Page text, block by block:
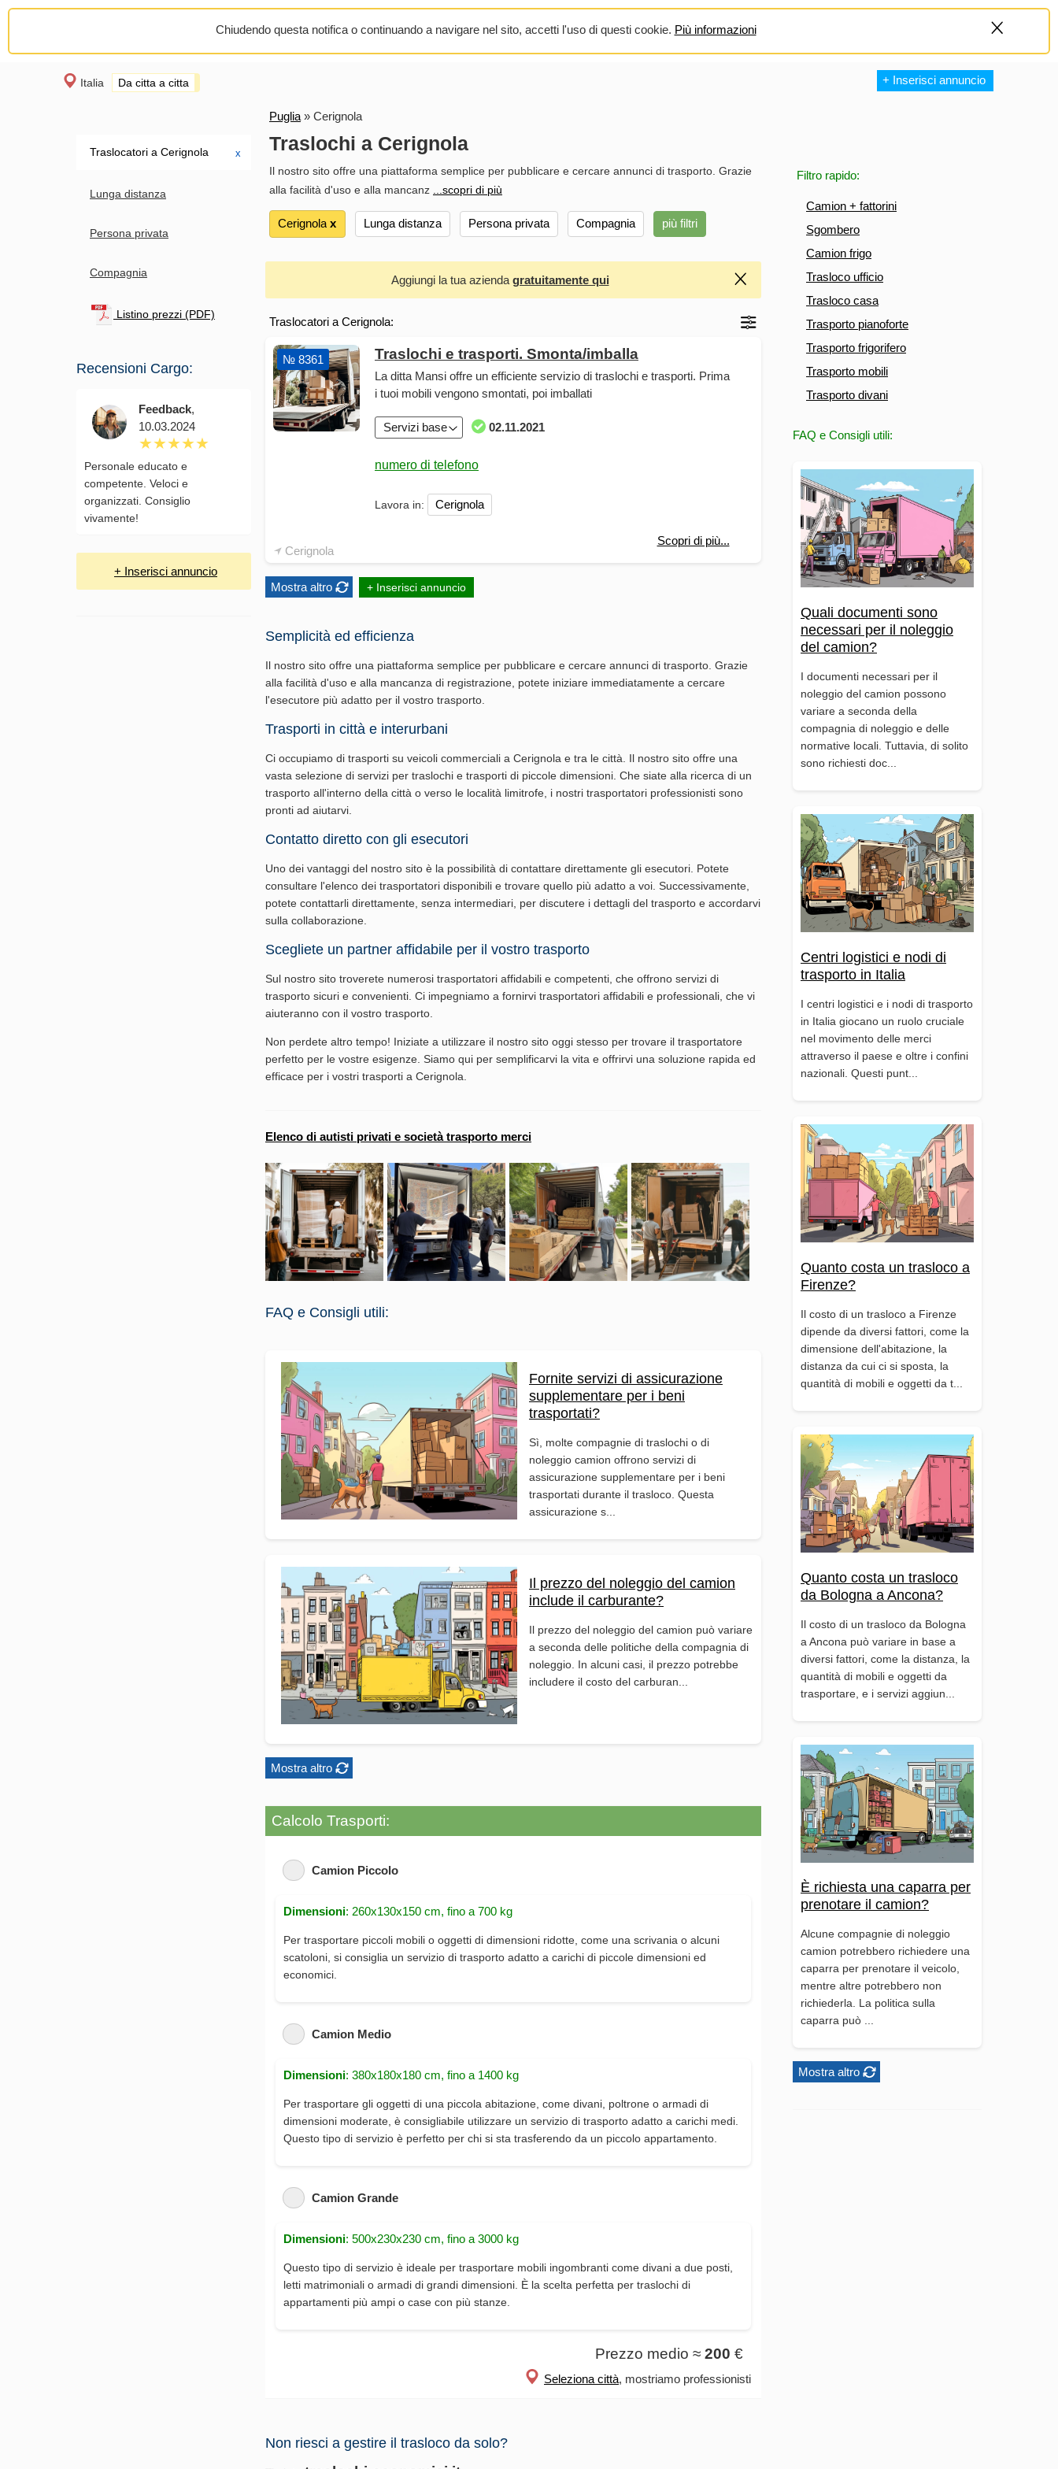
Chiudendo questa notifica o continuando a navigare nel sito, accetti l'uso di questi cookie. Più informazioni
Italia Da citta a citta +
+ Inserisci annuncio
Traslocatori a Cerignola х
Lunga distanza
Persona privata
Compagnia
Listino prezzi (PDF)
Recensioni Cargo:
Feedback,
10.03.2024
Personale educato e
competente. Veloci e
organizzati. Consiglio
vivamente!
+ Inserisci annuncio
Filtro rapido:
Camion + fattorini
Sgombero
Camion frigo
Trasloco ufficio
Trasloco casa
Trasporto pianoforte
Trasporto frigorifero
Trasporto mobili
Trasporto divani
FAQ e Consigli utili:
Quali documenti sono
necessari per il noleggio
del camion?
I documenti necessari per il
noleggio del camion possono
variare a seconda della
compagnia di noleggio e delle
normative locali. Tuttavia, di solito
sono richiesti doc...
Centri logistici e nodi di
trasporto in Italia
I centri logistici e i nodi di trasporto
in Italia giocano un ruolo cruciale
nel movimento delle merci
attraverso il paese e oltre i confini
nazionali. Questi punt...
Quanto costa un trasloco a
Firenze?
Il costo di un trasloco a Firenze
dipende da diversi fattori, come la
dimensione dell'abitazione, la
distanza da cui ci si sposta, la
quantità di mobili e oggetti da t...
Quanto costa un trasloco
da Bologna a Ancona?
Il costo di un trasloco da Bologna
a Ancona può variare in base a
diversi fattori, come la distanza, la
quantità di mobili e oggetti da
trasportare, e i servizi aggiun...
È richiesta una caparra per
prenotare il camion?
Alcune compagnie di noleggio
camion potrebbero richiedere una
caparra per prenotare il veicolo,
mentre altre potrebbero non
richiederla. La politica sulla
caparra può ...
Mostra altro
Puglia » Cerignola
Traslochi a Cerignola
Il nostro sito offre una piattaforma semplice per pubblicare e cercare annunci di trasporto. Grazie
alla facilità d'uso e alla mancanz
...scopri di più
Cerignola х Lunga distanza Persona privata Compagnia più filtri
Aggiungi la tua azienda gratuitamente qui
Traslocatori a Cerignola:
Cerignola
№ 8361 Traslochi e trasporti. Smonta/imballa
La ditta Mansi offre un efficiente servizio di traslochi e trasporti. Prima
i tuoi mobili vengono smontati, poi imballati
Servizi base 02.11.2021
Lavora in: Cerignola
Scopri di più...
Mostra altro + Inserisci annuncio
Semplicità ed efficienza
Il nostro sito offre una piattaforma semplice per pubblicare e cercare annunci di trasporto. Grazie
alla facilità d'uso e alla mancanza di registrazione, potete iniziare immediatamente a cercare
l'esecutore più adatto per il vostro trasporto.
Trasporti in città e interurbani
Ci occupiamo di trasporti su veicoli commerciali a Cerignola e tra le città. Il nostro sito offre una
vasta selezione di servizi per traslochi e trasporti di piccole dimensioni. Che siate alla ricerca di un
trasporto all'interno della città o verso le località limitrofe, i nostri trasportatori professionisti sono
pronti ad aiutarvi.
Contatto diretto con gli esecutori
Uno dei vantaggi del nostro sito è la possibilità di contattare direttamente gli esecutori. Potete
consultare l'elenco dei trasportatori disponibili e trovare quello più adatto a voi. Successivamente,
potete contattarli direttamente, senza intermediari, per discutere i dettagli del trasporto e accordarvi
sulla collaborazione.
Scegliete un partner affidabile per il vostro trasporto
Sul nostro sito troverete numerosi trasportatori affidabili e competenti, che offrono servizi di
trasporto sicuri e convenienti. Ci impegniamo a fornirvi trasportatori affidabili e professionali, che vi
aiuteranno con il vostro trasporto.
Non perdete altro tempo! Iniziate a utilizzare il nostro sito oggi stesso per trovare il trasportatore
perfetto per le vostre esigenze. Siamo qui per semplificarvi la vita e offrirvi una soluzione rapida ed
efficace per i vostri trasporti a Cerignola.
Elenco di autisti privati e società trasporto merci
FAQ e Consigli utili:
Fornite servizi di assicurazione
supplementare per i beni
trasportati?
Sì, molte compagnie di traslochi o di
noleggio camion offrono servizi di
assicurazione supplementare per i beni
trasportati durante il trasloco. Questa
assicurazione s...
Il prezzo del noleggio del camion
include il carburante?
Il prezzo del noleggio del camion può variare
a seconda delle politiche della compagnia di
noleggio. In alcuni casi, il prezzo potrebbe
includere il costo del carburan...
Mostra altro
Calcolo Trasporti:
Camion Piccolo
Dimensioni: 260x130x150 cm, fino a 700 kg
Per trasportare piccoli mobili o oggetti di dimensioni ridotte, come una scrivania o alcuni
scatoloni, si consiglia un servizio di trasporto adatto a carichi di piccole dimensioni ed
economici.
Camion Medio
Dimensioni: 380x180x180 cm, fino a 1400 kg
Per trasportare gli oggetti di una piccola abitazione, come divani, poltrone o armadi di
dimensioni moderate, è consigliabile utilizzare un servizio di trasporto adatto a carichi medi.
Questo tipo di servizio è perfetto per chi si sta trasferendo da un piccolo appartamento.
Camion Grande
Dimensioni: 500x230x230 cm, fino a 3000 kg
Questo tipo di servizio è ideale per trasportare mobili ingombranti come divani a due posti,
letti matrimoniali o armadi di grandi dimensioni. È la scelta perfetta per traslochi di
appartamenti più ampi o case con più stanze.
Prezzo medio ≈ 200 €
Seleziona città, mostriamo professionisti
Non riesci a gestire il trasloco da solo?